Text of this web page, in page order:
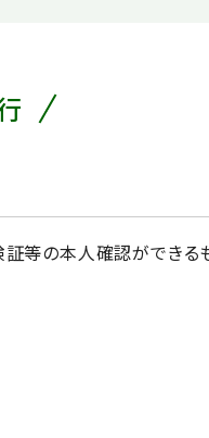
の本人確認ができる